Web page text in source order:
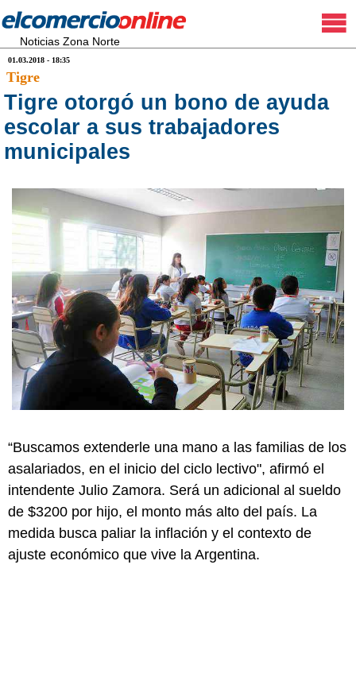
Noticias Zona Norte
01.03.2018 - 18:35
Tigre
Tigre otorgó un bono de ayuda
escolar a sus trabajadores
municipales
“Buscamos extenderle una mano a las familias de los
asalariados, en el inicio del ciclo lectivo", afirmó el
intendente Julio Zamora. Será un adicional al sueldo
de $3200 por hijo, el monto más alto del país. La
medida busca paliar la inflación y el contexto de
ajuste económico que vive la Argentina.